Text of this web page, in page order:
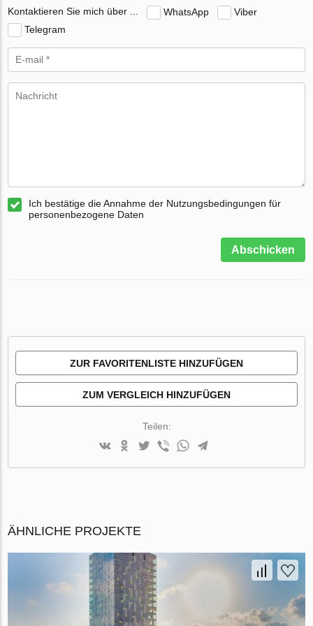
Kontaktieren Sie mich über ... WhatsApp
Viber
Telegram
Ich bestätige die Annahme der Nutzungsbedingungen für
personenbezogene Daten
Abschicken
ZUR FAVORITENLISTE HINZUFÜGEN
ZUM VERGLEICH HINZUFÜGEN
Teilen:
ÄHNLICHE PROJEKTE